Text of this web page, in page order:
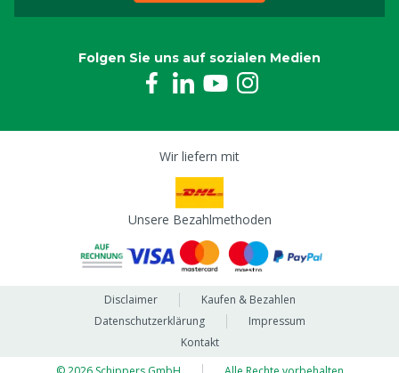
Folgen Sie uns auf sozialen Medien
Wir liefern mit
Unsere Bezahlmethoden
Disclaimer
Kaufen & Bezahlen
Datenschutzerklärung
Impressum
Kontakt